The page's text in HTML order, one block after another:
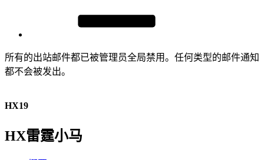
所有的出站邮件都已被管理员全局禁用。任何类型的邮件通知
都不会被发出。
HX19
HX雷霆小马